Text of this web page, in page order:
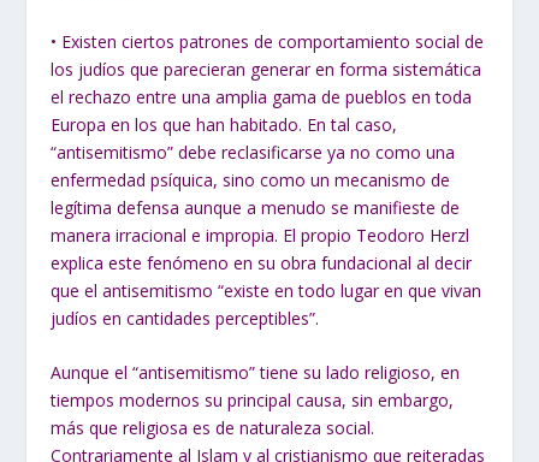
• Existen ciertos patrones de comportamiento social de
los judíos que parecieran generar en forma sistemática
el rechazo entre una amplia gama de pueblos en toda
Europa en los que han habitado. En tal caso,
“antisemitismo” debe reclasificarse ya no como una
enfermedad psíquica, sino como un mecanismo de
legítima defensa aunque a menudo se manifieste de
manera irracional e impropia. El propio Teodoro Herzl
explica este fenómeno en su obra fundacional al decir
que el antisemitismo “existe en todo lugar en que vivan
judíos en cantidades perceptibles”.
Aunque el “antisemitismo” tiene su lado religioso, en
tiempos modernos su principal causa, sin embargo,
más que religiosa es de naturaleza social.
Contrariamente al Islam y al cristianismo que reiteradas